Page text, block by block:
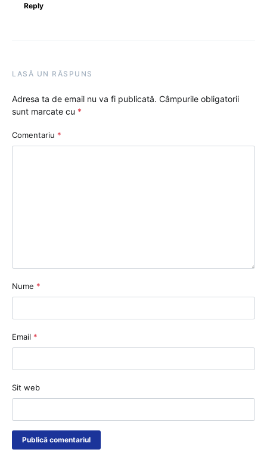
Reply
LASĂ UN RĂSPUNS
Adresa ta de email nu va fi publicată. Câmpurile obligatorii
sunt marcate cu *
Comentariu *
Nume *
Email *
Sit web